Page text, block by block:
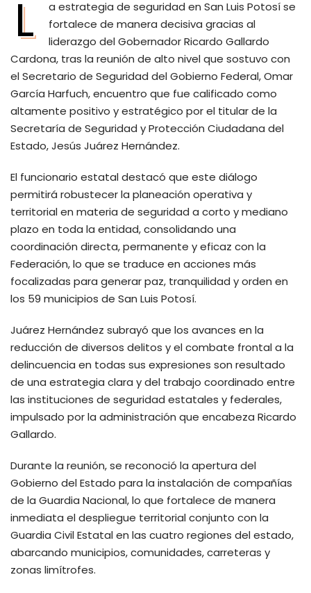
L
a estrategia de seguridad en San Luis Potosí se
fortalece de manera decisiva gracias al
liderazgo del Gobernador Ricardo Gallardo
Cardona, tras la reunión de alto nivel que sostuvo con
el Secretario de Seguridad del Gobierno Federal, Omar
García Harfuch, encuentro que fue calificado como
altamente positivo y estratégico por el titular de la
Secretaría de Seguridad y Protección Ciudadana del
Estado, Jesús Juárez Hernández.
El funcionario estatal destacó que este diálogo
permitirá robustecer la planeación operativa y
territorial en materia de seguridad a corto y mediano
plazo en toda la entidad, consolidando una
coordinación directa, permanente y eficaz con la
Federación, lo que se traduce en acciones más
focalizadas para generar paz, tranquilidad y orden en
los 59 municipios de San Luis Potosí.
Juárez Hernández subrayó que los avances en la
reducción de diversos delitos y el combate frontal a la
delincuencia en todas sus expresiones son resultado
de una estrategia clara y del trabajo coordinado entre
las instituciones de seguridad estatales y federales,
impulsado por la administración que encabeza Ricardo
Gallardo.
Durante la reunión, se reconoció la apertura del
Gobierno del Estado para la instalación de compañías
de la Guardia Nacional, lo que fortalece de manera
inmediata el despliegue territorial conjunto con la
Guardia Civil Estatal en las cuatro regiones del estado,
abarcando municipios, comunidades, carreteras y
zonas limítrofes.